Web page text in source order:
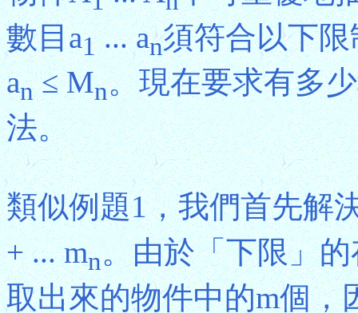
數目a1... an須符合以下
an≤ Mn。現在要求有多
法。
類似例題1，我們首先解
+ ... mn。由於「下限」
取出來的物件中的m個，